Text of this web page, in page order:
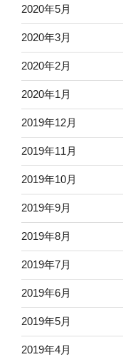
2020年5月
2020年3月
2020年2月
2020年1月
2019年12月
2019年11月
2019年10月
2019年9月
2019年8月
2019年7月
2019年6月
2019年5月
2019年4月